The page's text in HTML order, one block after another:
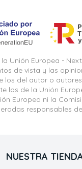
Unión Europea -
de vista y las
los del autor o
los de la Unión
Europea ni la
responsables
NUESTRA